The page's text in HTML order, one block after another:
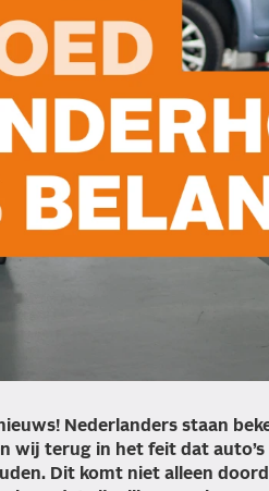
Nederlanders staan
wij terug in het feit dat
Dit komt niet alleen